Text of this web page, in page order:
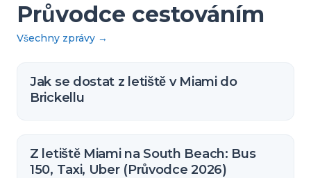
Průvodce cestováním
Všechny zprávy →
Jak se dostat z letiště v Miami do
Brickellu
Z letiště Miami na South Beach: Bus
150, Taxi, Uber (Průvodce 2026)